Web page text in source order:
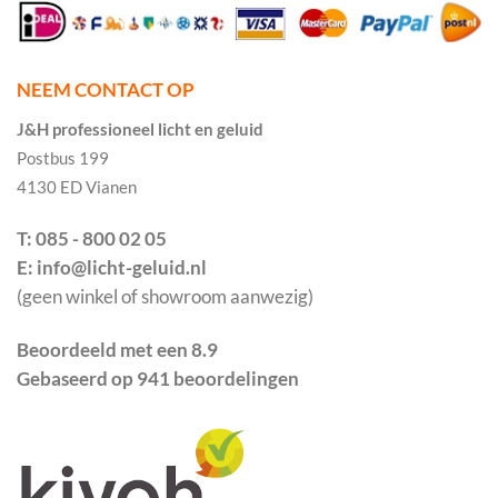
NEEM CONTACT OP
J&H professioneel licht en geluid
Postbus 199
4130 ED Vianen
T: 085 - 800 02 05
E: info@licht-geluid.nl
(geen winkel of showroom aanwezig)
Beoordeeld met een 8.9
Gebaseerd op 941 beoordelingen